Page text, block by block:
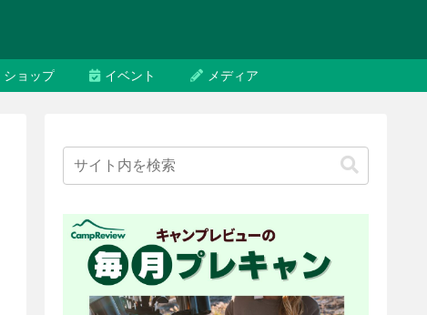
ショップ イベント メディア